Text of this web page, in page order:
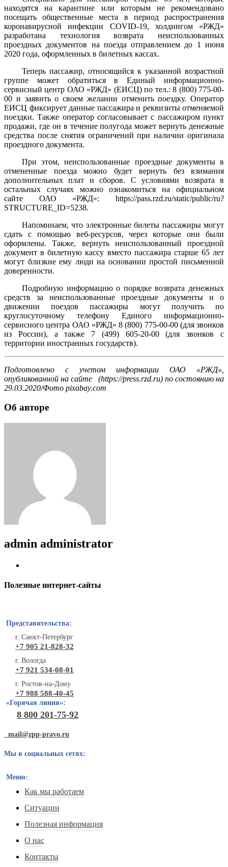
находятся на карантине или которым не рекомендовано
посещать общественные места в период распространения
коронавирусной инфекции COVID-19, холдингом «РЖД»
разработана технология возврата неиспользованных
проездных документов на поезда отправлением до 1 июня
2020 года, оформленных в билетных кассах.
Теперь пассажир, относящийся к указанной возрастной
группе может обратиться в Единый информационно-
сервисный центр ОАО «РЖД» (ЕИСЦ) по тел.: 8 (800) 775-00-
00 и заявить о своем желании отменить поездку. Оператор
ЕИСЦ фиксирует данные пассажира и реквизиты отменяемой
поездки. Также оператор согласовывает с пассажиром пункт
продажи, где он в течение полугода может вернуть денежные
средства после снятия ограничений при наличии оригинала
проездного документа.
При этом, неиспользованные проездные документы в
отмененные поезда можно будет вернуть без взимания
дополнительных плат и сборов. С условиями возврата в
остальных случаях можно ознакомиться на официальном
сайте ОАО «РЖД»: https://pass.rzd.ru/static/public/ru?
STRUCTURE_ID=5238.
Напоминаем, что электронные билеты пассажиры могут
сдать с помощью веб-ресурсов, через которые они были
оформлены. Также, вернуть неиспользованный проездной
документ в билетную кассу вместо пассажира старше 65 лет
могут близкие ему люди на основании простой письменной
доверенности.
Подробную информацию о порядке возврата денежных
средств за неиспользованные проездные документы и о
движении поездов пассажиры могут получить по
круглосуточному телефону Единого информационно-
сервисного центра ОАО «РЖД» 8 (800) 775-00-00 (для звонков
из России), а также 7 (499) 605-20-00 (для звонков с
территории иностранных государств).
Подготовлено с учетом информации ОАО «РЖД»,
опубликованной на сайте (https://press.rzd.ru) по состоянию на
29.03.2020/Фото pixabay.com
Об авторе
admin administrator
Полезные интернет-сайты
Представительства:
г. Санкт-Петербург
+7 905 21-828-32
г. Вологда
+7 921 534-08-01
г. Ростов-на-Дону
+7 988 588-40-45
«Горячая линия»:
8 800 201-75-92
mail@zpp-pravo.ru
Мы в социальных сетях:
Меню:
Как мы работаем
Ситуации
Полезная информация
О нас
Контакты